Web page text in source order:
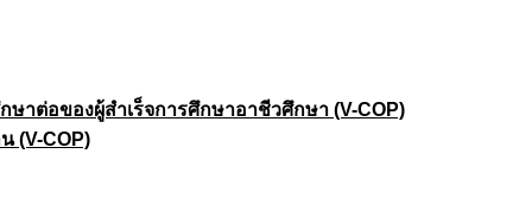
าต่อของผู้สำเร็จการศึกษาอาชีวศึกษา (V-COP)
(V-COP)